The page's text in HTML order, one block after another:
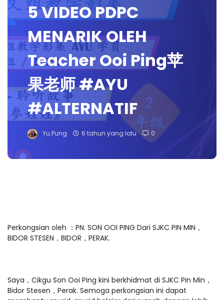
5 VIDEO PDPC
MENARIK OLEH
Teacher Ooi Ping苹
果老师 #AYU
#ALTERNATIF
Yu.Pung 6 tahun yang lalu 0
Perkongsian oleh ：PN. SON OOI PING Dari SJKC PIN MIN，
BIDOR STESEN，BIDOR，PERAK.
Saya，Cikgu Son Ooi Ping kini berkhidmat di SJKC Pin Min，
Bidor Stesen，Perak. Semoga perkongsian ini dapat